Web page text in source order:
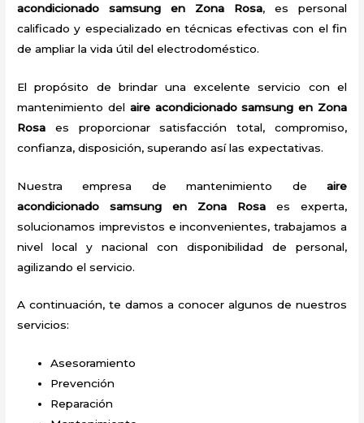
acondicionado samsung en Zona Rosa, es personal
calificado y especializado en técnicas efectivas con el fin
de ampliar la vida útil del electrodoméstico.
El propósito de brindar una excelente servicio con el
mantenimiento del aire acondicionado samsung en Zona
Rosa es proporcionar satisfacción total, compromiso,
confianza, disposición, superando así las expectativas.
Nuestra empresa de mantenimiento de aire
acondicionado samsung en Zona Rosaes experta,
solucionamos imprevistos e inconvenientes, trabajamos a
nivel local y nacional con disponibilidad de personal,
agilizando el servicio.
A continuación, te damos a conocer algunos de nuestros
servicios:
Asesoramiento
Prevención
Reparación